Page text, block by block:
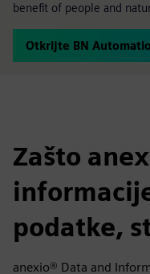
benefit of people and
Otkrijte BN
Zašto
podatke,
anexio® Data and